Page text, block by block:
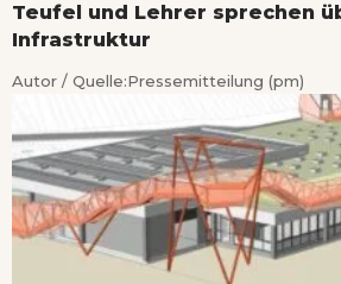
Teufel und Lehrer sprechen
Infrastruktur
Autor / Quelle:Pressemitteilung (pm)